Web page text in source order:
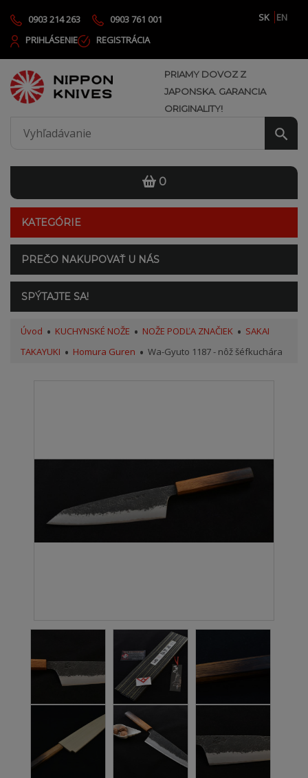
0903 214 263 0903 761 001 SK
EN
PRIHLÁSENIE
REGISTRÁCIA
PRIAMY DOVOZ Z
JAPONSKA. GARANCIA
ORIGINALITY!
0
KATEGÓRIE
PREČO NAKUPOVAŤ U NÁS
SPÝTAJTE SA!
Úvod KUCHYNSKÉ NOŽE NOŽE PODĽA ZNAČIEK
SAKAI
TAKAYUKI
Homura Guren Wa-Gyuto 1187 - nôž šéfkuchára